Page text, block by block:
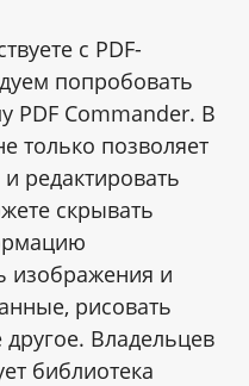
с PDF-
попробовать
PDF Commander. В
только позволяет
редактировать
скрывать
изображения и
рисовать
Владельцев
библиотека